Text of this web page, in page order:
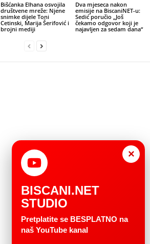
Bišćanka Elhana osvojila
društvene mreže: Njene
snimke dijele Toni
Cetinski, Marija Šerifović i
brojni mediji
Dva mjeseca nakon
emisije na BiscaniNET-u:
Sedić poručio „Još
čekamo odgovor koji je
najavljen za sedam dana“
×
BISCANI.NET
STUDIO
Pretplatite se BESPLATNO na
naš YouTube kanal